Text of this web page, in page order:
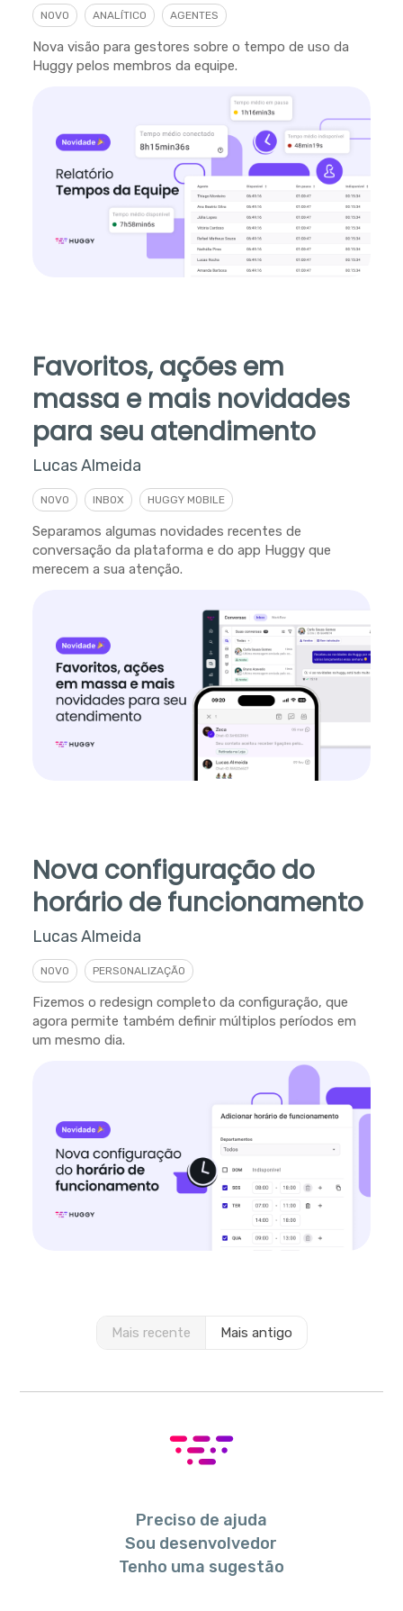
NOVO ANALÍTICO AGENTES
Nova visão para gestores sobre o tempo de uso da
Huggy pelos membros da equipe.
Favoritos, ações em
massa e mais novidades
para seu atendimento
Lucas Almeida
NOVO INBOX HUGGY MOBILE
Separamos algumas novidades recentes de
conversação da plataforma e do app Huggy que
merecem a sua atenção.
Nova configuração do
horário de funcionamento
Lucas Almeida
NOVO PERSONALIZAÇÃO
Fizemos o redesign completo da configuração, que
agora permite também definir múltiplos períodos em
um mesmo dia.
Mais recente Mais antigo
Preciso de ajuda
Sou desenvolvedor
Tenho uma sugestão